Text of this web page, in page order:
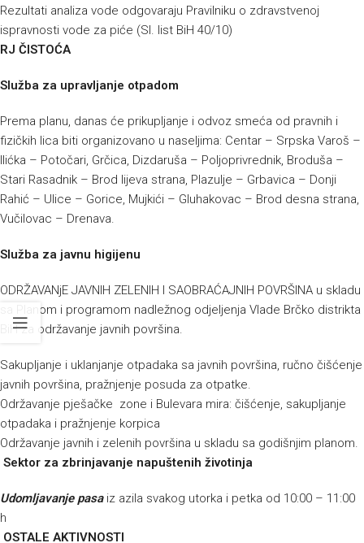
Rezultati analiza vode odgovaraju Pravilniku o zdravstvenoj
ispravnosti vode za piće (Sl. list BiH 40/10)
RJ ČISTOĆA
Služba za upravljanje otpadom
Prema planu, danas će prikupljanje i odvoz smeća od pravnih i
fizičkih lica biti organizovano u naseljima: Centar – Srpska Varoš –
Ilićka – Potočari, Grčica, Dizdaruša – Poljoprivrednik, Broduša –
Stari Rasadnik – Brod lijeva strana, Plazulje – Grbavica – Donji
Rahić – Ulice – Gorice, Mujkići – Gluhakovac – Brod desna strana,
Vučilovac – Drenava.
Služba za javnu higijenu
ODRŽAVANjE JAVNIH ZELENIH I SAOBRAĆAJNIH POVRŠINA u skladu
sa Planom i programom nadležnog odjeljenja Vlade Brčko distrikta
BiH za održavanje javnih površina.
Sakupljanje i uklanjanje otpadaka sa javnih površina, ručno čišćenje
javnih površina, pražnjenje posuda za otpatke.
Održavanje pješačke zone i Bulevara mira: čišćenje, sakupljanje
otpadaka i pražnjenje korpica
Održavanje javnih i zelenih površina u skladu sa godišnjim planom.
Sektor za zbrinjavanje napuštenih životinja
Udomljavanje pasaiz azila svakog utorka i petka od 10:00 – 11:00
h
OSTALE AKTIVNOSTI